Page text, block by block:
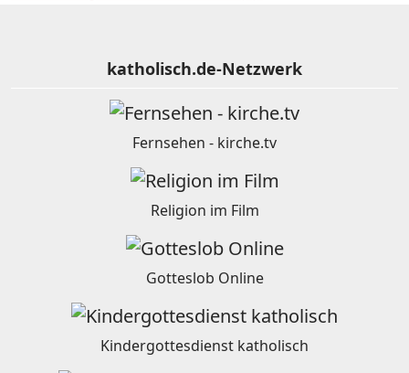
katholisch.de-Netzwerk
Fernsehen - kirche.tv
Religion im Film
Gotteslob Online
Kindergottesdienst katholisch